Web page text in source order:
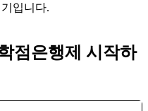
입니다.
점은행제 시작하